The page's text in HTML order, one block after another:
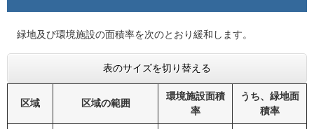
緑地及び環境施設の面積率を次のとおり緩和します。
表のサイズを切り替える
区域 区域の範囲
環境施設面積
率
うち、緑地面
積率